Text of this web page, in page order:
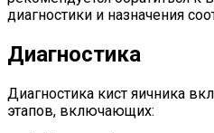
диагностики и назначения
Диагностика
Диагностика кист яичника
этапов, включающих: